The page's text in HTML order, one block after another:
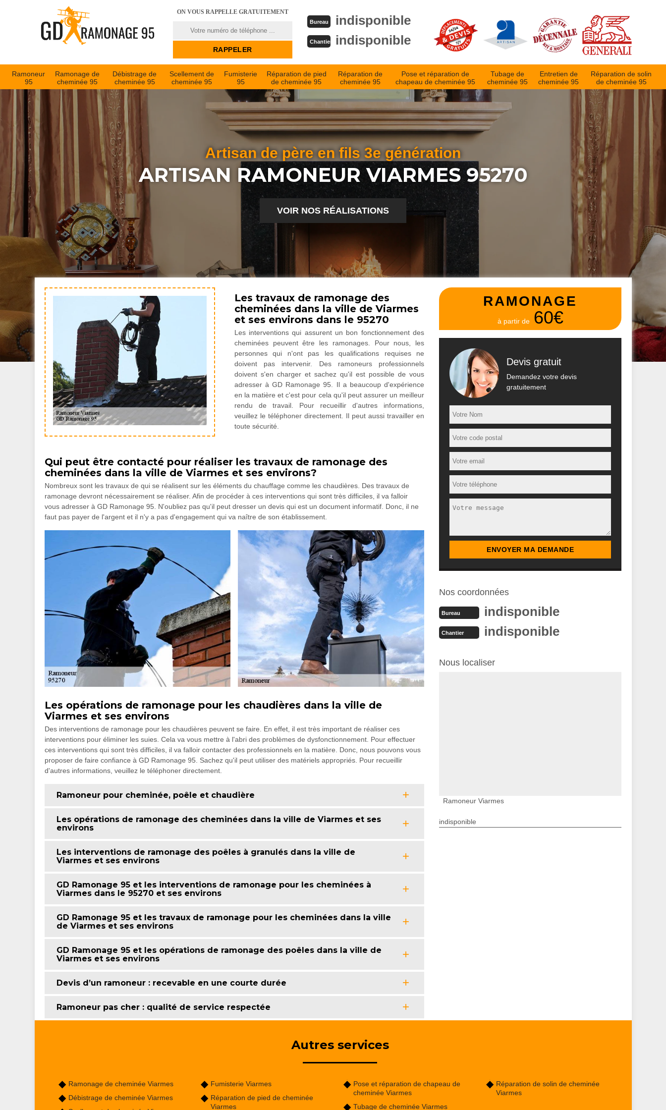
ON VOUS RAPPELLE GRATUITEMENT
Bureau indisponible
Chantier indisponible
Ramoneur
95
Ramonage de
cheminée 95
Débistrage de
cheminée 95
Scellement de
cheminée 95
Fumisterie
95
Réparation de pied
de cheminée 95
Réparation de
cheminée 95
Pose et réparation de
chapeau de cheminée 95
Tubage de
cheminée 95
Entretien de
cheminée 95
Réparation de solin
de cheminée 95
Artisan de père en fils 3e génération
ARTISAN RAMONEUR VIARMES 95270
VOIR NOS RÉALISATIONS
Les travaux de ramonage des
cheminées dans la ville de Viarmes
et ses environs dans le 95270
Les interventions qui assurent un bon fonctionnement des
cheminées peuvent être les ramonages. Pour nous, les
personnes qui n'ont pas les qualifications requises ne
doivent pas intervenir. Des ramoneurs professionnels
doivent s'en charger et sachez qu'il est possible de vous
adresser à GD Ramonage 95. Il a beaucoup d'expérience
en la matière et c'est pour cela qu'il peut assurer un meilleur
rendu de travail. Pour recueillir d'autres informations,
veuillez le téléphoner directement. Il peut aussi travailler en
toute sécurité.
Qui peut être contacté pour réaliser les travaux de ramonage des
cheminées dans la ville de Viarmes et ses environs?
Nombreux sont les travaux de qui se réalisent sur les éléments du chauffage comme les chaudières. Des travaux de
ramonage devront nécessairement se réaliser. Afin de procéder à ces interventions qui sont très difficiles, il va falloir
vous adresser à GD Ramonage 95. N'oubliez pas qu'il peut dresser un devis qui est un document informatif. Donc, il ne
faut pas payer de l'argent et il n'y a pas d'engagement qui va naître de son établissement.
Les opérations de ramonage pour les chaudières dans la ville de
Viarmes et ses environs
Des interventions de ramonage pour les chaudières peuvent se faire. En effet, il est très important de réaliser ces
interventions pour éliminer les suies. Cela va vous mettre à l'abri des problèmes de dysfonctionnement. Pour effectuer
ces interventions qui sont très difficiles, il va falloir contacter des professionnels en la matière. Donc, nous pouvons vous
proposer de faire confiance à GD Ramonage 95. Sachez qu'il peut utiliser des matériels appropriés. Pour recueillir
d'autres informations, veuillez le téléphoner directement.
Ramoneur pour cheminée, poêle et chaudière
Les opérations de ramonage des cheminées dans la ville de Viarmes et ses
environs
Les interventions de ramonage des poêles à granulés dans la ville de
Viarmes et ses environs
GD Ramonage 95 et les interventions de ramonage pour les cheminées à
Viarmes dans le 95270 et ses environs
GD Ramonage 95 et les travaux de ramonage pour les cheminées dans la ville
de Viarmes et ses environs
GD Ramonage 95 et les opérations de ramonage des poêles dans la ville de
Viarmes et ses environs
Devis d’un ramoneur : recevable en une courte durée
Ramoneur pas cher : qualité de service respectée
RAMONAGE
à partir de 60€
Devis gratuit
Demandez votre devis
gratuitement
Nos coordonnées
Bureau indisponible
Chantier indisponible
Nous localiser
Ramoneur Viarmes
indisponible
Autres services
Ramonage de cheminée Viarmes
Débistrage de cheminée Viarmes
Fumisterie Viarmes
Réparation de pied de cheminée
Viarmes
Pose et réparation de chapeau de
cheminée Viarmes
Tubage de cheminée Viarmes
Réparation de solin de cheminée
Viarmes